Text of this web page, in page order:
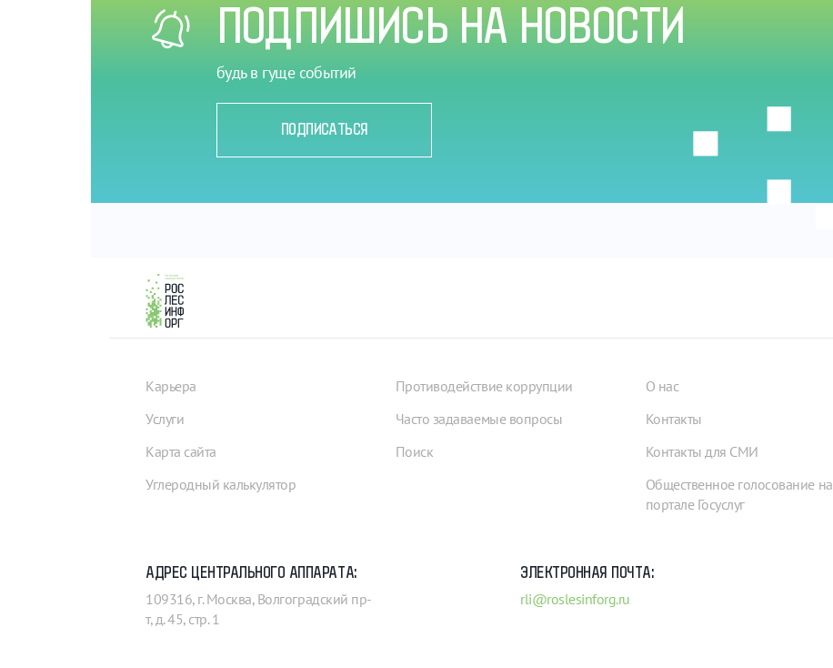
ПОДПИШИСЬ НА НОВОСТИ
будь в гуще событий
ПОДПИСАТЬСЯ
Карьера
Услуги
Карта сайта
Углеродный калькулятор
Противодействие коррупции
Часто задаваемые вопросы
Поиск
О нас
Контакты
Контакты для СМИ
Общественное голосование на
портале Госуслуг
АДРЕС ЦЕНТРАЛЬНОГО АППАРАТА:
109316, г. Москва, Волгоградский пр-
т, д. 45, стр. 1
ЭЛЕКТРОННАЯ ПОЧТА:
rli@roslesinforg.ru